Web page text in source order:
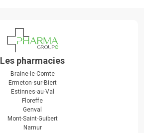
Les pharmacies
Braine-le-Comte
Ermeton-sur-Biert
Estinnes-au-Val
Floreffe
Genval
Mont-Saint-Guibert
Namur